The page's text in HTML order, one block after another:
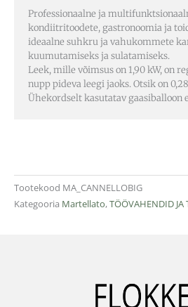
Professionaalne ja
kondiitritoodete, gastronoomia ja
ideaalne suhkru ja vahukommete
kuumutamiseks ja sulatamiseks.
Leek, mille võimsus on 1,90 kW, on
nupp pideva leegi jaoks. Otsik on
Ühekordselt kasutatav
Tootekood MA_CANNELLOBIG
Kategooria Martellato,TÖÖVAHENDID JA